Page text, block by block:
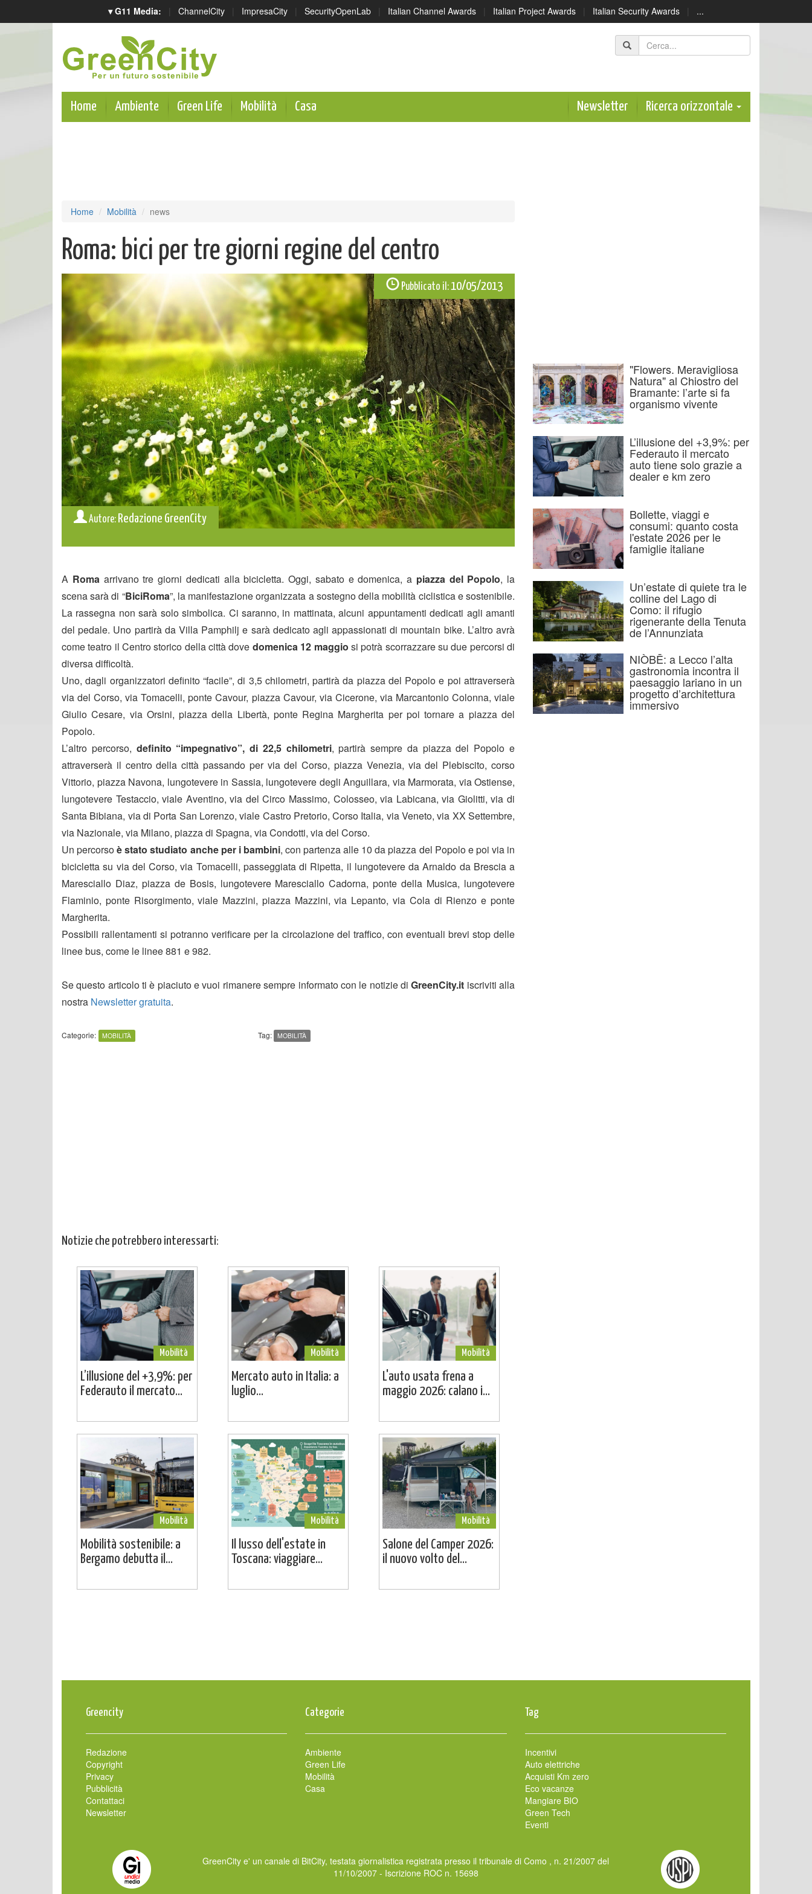
▾ G11 Media: | ChannelCity | ImpresaCity | SecurityOpenLab | Italian Channel Awards | Italian Project Awards | Italian Security Awards | ...
Home Ambiente Green Life Mobilità Casa Newsletter Ricerca orizzontale
Home Mobilità news
Roma: bici per tre giorni regine del centro
Pubblicato il:10/05/2013
Autore: Redazione GreenCity
A Romaarrivano tre giorni dedicati alla bicicletta. Oggi, sabato e domenica, a piazza del Popolo, la
scena sarà di “BiciRoma”, la manifestazione organizzata a sostegno della mobilità ciclistica e sostenibile.
La rassegna non sarà solo simbolica. Ci saranno, in mattinata, alcuni appuntamenti dedicati agli amanti
del pedale. Uno partirà da Villa Pamphilj e sarà dedicato agli appassionati di mountain bike. L’altro avrà
come teatro il Centro storico della città dove domenica 12 maggio si potrà scorrazzare su due percorsi di
diversa difficoltà.
Uno, dagli organizzatori definito “facile”, di 3,5 chilometri, partirà da piazza del Popolo e poi attraverserà
via del Corso, via Tomacelli, ponte Cavour, piazza Cavour, via Cicerone, via Marcantonio Colonna, viale
Giulio Cesare, via Orsini, piazza della Libertà, ponte Regina Margherita per poi tornare a piazza del
Popolo.
L’altro percorso, definito “impegnativo”, di 22,5 chilometri, partirà sempre da piazza del Popolo e
attraverserà il centro della città passando per via del Corso, piazza Venezia, via del Plebiscito, corso
Vittorio, piazza Navona, lungotevere in Sassia, lungotevere degli Anguillara, via Marmorata, via Ostiense,
lungotevere Testaccio, viale Aventino, via del Circo Massimo, Colosseo, via Labicana, via Giolitti, via di
Santa Bibiana, via di Porta San Lorenzo, viale Castro Pretorio, Corso Italia, via Veneto, via XX Settembre,
via Nazionale, via Milano, piazza di Spagna, via Condotti, via del Corso.
Un percorsoè stato studiato anche per i bambini, con partenza alle 10 da piazza del Popolo e poi via in
bicicletta su via del Corso, via Tomacelli, passeggiata di Ripetta, il lungotevere da Arnaldo da Brescia a
Maresciallo Diaz, piazza de Bosis, lungotevere Maresciallo Cadorna, ponte della Musica, lungotevere
Flaminio, ponte Risorgimento, viale Mazzini, piazza Mazzini, via Lepanto, via Cola di Rienzo e ponte
Margherita.
Possibili rallentamenti si potranno verificare per la circolazione del traffico, con eventuali brevi stop delle
linee bus, come le linee 881 e 982.
Se questo articolo ti è piaciuto e vuoi rimanere sempre informato con le notizie diGreenCity.it iscriviti alla
nostra Newsletter gratuita.
Categorie: MOBILITÀ Tag: MOBILITÀ
Notizie che potrebbero interessarti:
Mobilità
L’illusione del +3,9%: per
Federauto il mercato...
Mobilità
Mercato auto in Italia: a
luglio...
Mobilità
L'auto usata frena a
maggio 2026: calano i...
Mobilità
Mobilità sostenibile: a
Bergamo debutta il...
Mobilità
Il lusso dell'estate in
Toscana: viaggiare...
Mobilità
Salone del Camper 2026:
il nuovo volto del...
"Flowers. Meravigliosa
Natura" al Chiostro del
Bramante: l’arte si fa
organismo vivente
L’illusione del +3,9%: per
Federauto il mercato
auto tiene solo grazie a
dealer e km zero
Bollette, viaggi e
consumi: quanto costa
l'estate 2026 per le
famiglie italiane
Un’estate di quiete tra le
colline del Lago di
Como: il rifugio
rigenerante della Tenuta
de l’Annunziata
NIÒBĒ: a Lecco l’alta
gastronomia incontra il
paesaggio lariano in un
progetto d’architettura
immersivo
Greencity
Redazione
Copyright
Privacy
Pubblicità
Contattaci
Newsletter
Categorie
Ambiente
Green Life
Mobilità
Casa
Tag
Incentivi
Auto elettriche
Acquisti Km zero
Eco vacanze
Mangiare BIO
Green Tech
Eventi
GreenCity e' un canale di BitCity, testata giornalistica registrata presso il tribunale di Como , n. 21/2007 del
11/10/2007 - Iscrizione ROC n. 15698